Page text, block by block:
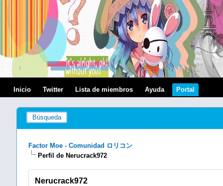
Inicio Twitter Lista de miembros Ayuda Portal
Búsqueda
Factor Moe - Comunidad ロリコン
Perfil de Nerucrack972
Nerucrack972